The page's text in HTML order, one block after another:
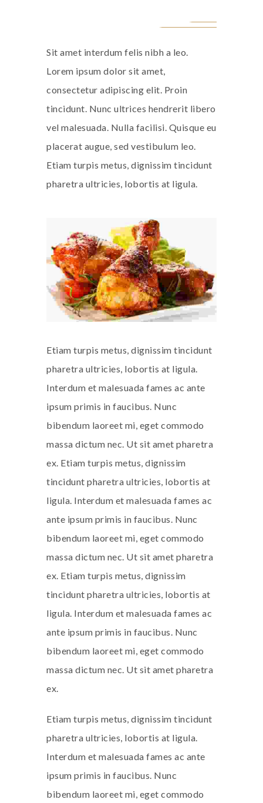
Sit amet interdum felis nibh a leo.
Lorem ipsum dolor sit amet,
consectetur adipiscing elit. Proin
tincidunt. Nunc ultrices hendrerit libero
vel malesuada. Nulla facilisi. Quisque eu
placerat augue, sed vestibulum leo.
Etiam turpis metus, dignissim tincidunt
pharetra ultricies, lobortis at ligula.
Etiam turpis metus, dignissim tincidunt
pharetra ultricies, lobortis at ligula.
Interdum et malesuada fames ac ante
ipsum primis in faucibus. Nunc
bibendum laoreet mi, eget commodo
massa dictum nec. Ut sit amet pharetra
ex. Etiam turpis metus, dignissim
tincidunt pharetra ultricies, lobortis at
ligula. Interdum et malesuada fames ac
ante ipsum primis in faucibus. Nunc
bibendum laoreet mi, eget commodo
massa dictum nec. Ut sit amet pharetra
ex. Etiam turpis metus, dignissim
tincidunt pharetra ultricies, lobortis at
ligula. Interdum et malesuada fames ac
ante ipsum primis in faucibus. Nunc
bibendum laoreet mi, eget commodo
massa dictum nec. Ut sit amet pharetra
ex.
Etiam turpis metus, dignissim tincidunt
pharetra ultricies, lobortis at ligula.
Interdum et malesuada fames ac ante
ipsum primis in faucibus. Nunc
bibendum laoreet mi, eget commodo